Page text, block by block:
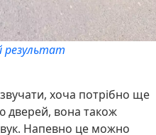
результат
хоча потрібно ще
дверей, вона також
Напевно це можно